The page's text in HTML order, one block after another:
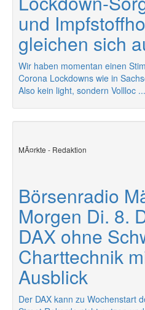
und
gleichen sich
Wir haben momentan einen
Corona Lockdowns wie in
Also kein light, sondern Vollloc ...
MÃ¤rkte - Redaktion
Börsenradio
Morgen Di. 8.
DAX ohne
Charttechnik
Ausblick
Der DAX kann zu Wochenstart